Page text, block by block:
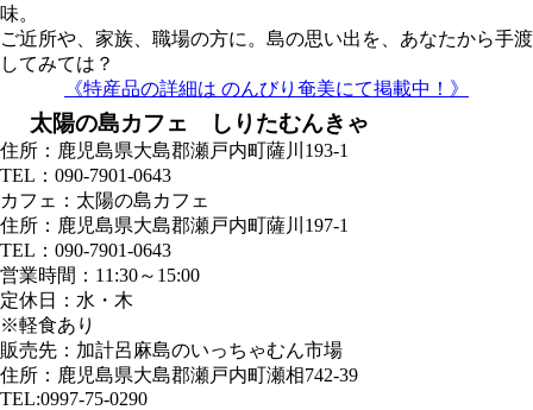
味。
ご近所や、家族、職場の方に。島の思い出を、あなたから手渡
してみては？
《特産品の詳細は のんびり奄美にて掲載中！》
太陽の島カフェ しりたむんきゃ
住所：鹿児島県大島郡瀬戸内町薩川193-1
TEL：090-7901-0643
カフェ：太陽の島カフェ
住所：鹿児島県大島郡瀬戸内町薩川197-1
TEL：090-7901-0643
営業時間：11:30～15:00
定休日：水・木
※軽食あり
販売先：加計呂麻島のいっちゃむん市場
住所：鹿児島県大島郡瀬戸内町瀬相742-39
TEL:0997-75-0290